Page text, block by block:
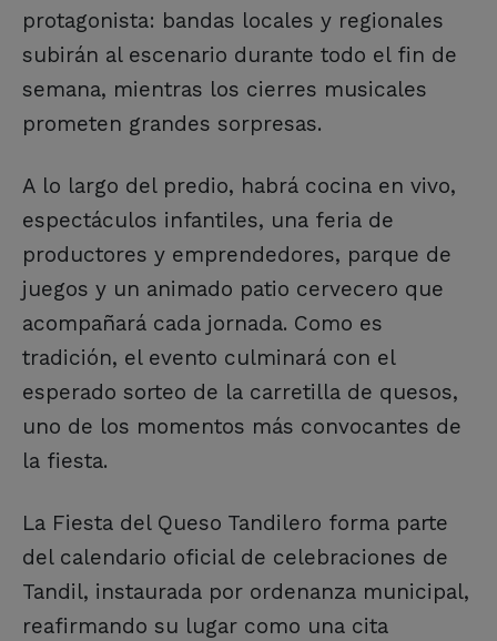
protagonista: bandas locales y regionales
subirán al escenario durante todo el fin de
semana, mientras los cierres musicales
prometen grandes sorpresas.
A lo largo del predio, habrá cocina en vivo,
espectáculos infantiles, una feria de
productores y emprendedores, parque de
juegos y un animado patio cervecero que
acompañará cada jornada. Como es
tradición, el evento culminará con el
esperado sorteo de la carretilla de quesos,
uno de los momentos más convocantes de
la fiesta.
La Fiesta del Queso Tandilero forma parte
del calendario oficial de celebraciones de
Tandil, instaurada por ordenanza municipal,
reafirmando su lugar como una cita